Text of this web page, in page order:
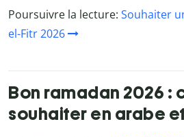
Poursuivre la lecture: Souhaiter
el-Fitr 2026
Bon ramadan 2026 :
souhaiter en arabe